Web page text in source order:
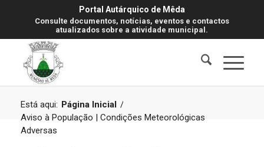
Portal Autárquico de Mêda
Consulte documentos, notícias, eventos e contactos
atualizados sobre a atividade municipal.
Está aqui: Página Inicial /
Aviso à População | Condições Meteorológicas
Adversas